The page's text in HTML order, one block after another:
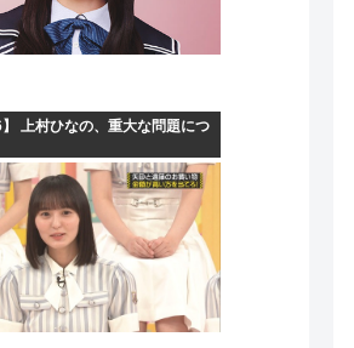
】 上村ひなの、重大な問題につ